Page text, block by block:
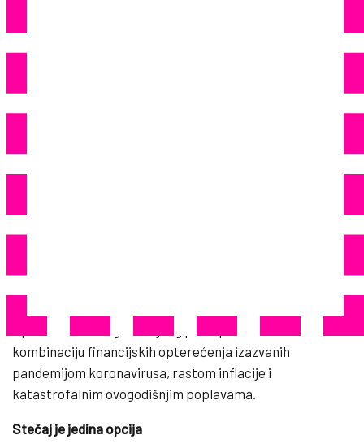
Poslovnica
Nakon više od 200 godina, stvari sada loše izgledaju za
mora se zatvoriti odmah, ostale će to učiniti nakon
Božića, javljaju njemački mediji.
Tradicionalna modna kuća Wilhelm Stift GmbH & Co KG iz
Tullna u Austriji podnijela je zahtjev za bankrot.
kombinaciju financijskih opterećenja izazvanih
pandemijom koronavirusa, rastom inflacije i
katastrofalnim ovogodišnjim poplavama.
Stečaj je jedina opcija